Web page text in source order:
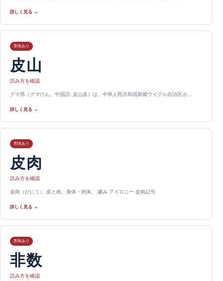
詳しく見る →
意味あり
皮山
読み方を確認
グマ県（グマけん、中国語: 皮山县）は、中華人民共和国新疆ウイグル自治区ホ…
詳しく見る →
意味あり
皮肉
読み方を確認
皮肉（ひにく） 皮と肉、身体・肉体。 嫌み アイロニー 皮肉記号
詳しく見る →
意味あり
非数
読み方を確認